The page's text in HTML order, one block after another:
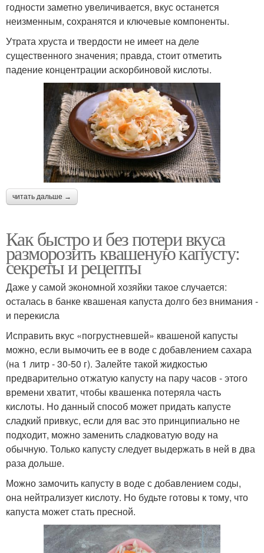
годности заметно увеличивается, вкус останется
неизменным, сохранятся и ключевые компоненты.
Утрата хруста и твердости не имеет на деле
существенного значения; правда, стоит отметить
падение концентрации аскорбиновой кислоты.
читать дальше →
Как быстро и без потери вкуса
разморозить квашеную капусту:
секреты и рецепты
Даже у самой экономной хозяйки такое случается:
осталась в банке квашеная капуста долго без внимания -
и перекисла
Исправить вкус «погрустневшей» квашеной капусты
можно, если вымочить ее в воде с добавлением сахара
(на 1 литр - 30-50 г). Залейте такой жидкостью
предварительно отжатую капусту на пару часов - этого
времени хватит, чтобы квашенка потеряла часть
кислоты. Но данный способ может придать капусте
сладкий привкус, если для вас это принципиально не
подходит, можно заменить сладковатую воду на
обычную. Только капусту следует выдержать в ней в два
раза дольше.
Можно замочить капусту в воде с добавлением соды,
она нейтрализует кислоту. Но будьте готовы к тому, что
капуста может стать пресной.